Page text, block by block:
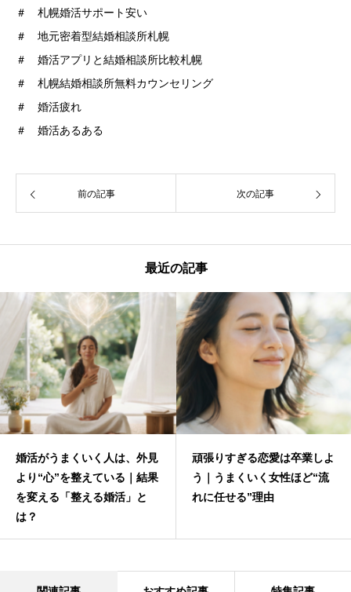
＃ 札幌婚活サポート安い
＃ 地元密着型結婚相談所札幌
＃ 婚活アプリと結婚相談所比較札幌
＃ 札幌結婚相談所無料カウンセリング
＃ 婚活疲れ
＃ 婚活あるある
前の記事 次の記事
最近の記事
婚活がうまくいく人は、外見
より“心”を整えている｜結果
を変える「整える婚活」と
は？
頑張りすぎる恋愛は卒業しよ
う｜うまくいく女性ほど“流
れに任せる”理由